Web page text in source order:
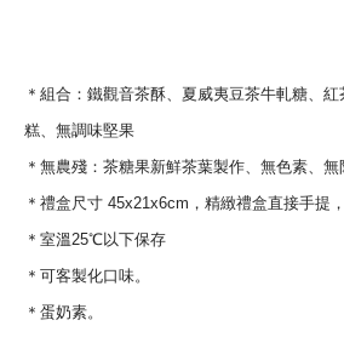
＊組合：鐵觀音茶酥、夏威夷豆茶牛軋糖、
糕、無調味堅果
＊無農殘：茶糖果新鮮茶葉製作、無色素、無
＊禮盒尺寸 45x21x6cm，精緻禮盒直接手提
＊室溫25℃以下保存
＊可客製化口味。
＊蛋奶素。